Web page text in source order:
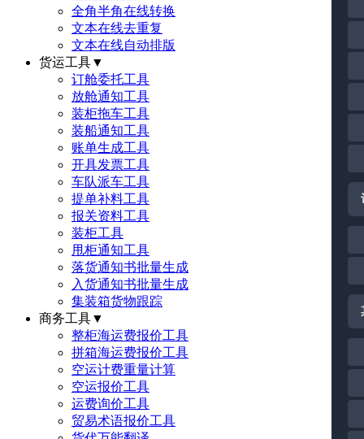
全角半角在线转换
文本在线去重复
文本在线自动排版
货运工具▼
订舱委托工具
放舱通知工具
装柜拖车工具
装船通知工具
账单生成工具
开具发票工具
车队派车工具
提单补料工具
报关资料工具
装柜工具
甩柜通知工具
落货通知书批量生成
入货通知书批量生成
集装箱货物跟踪
商务工具▼
整柜海运费报价工具
拼箱海运费报价工具
空运计费重量计算
空运报价工具
运费询价工具
贸易术语报价工具